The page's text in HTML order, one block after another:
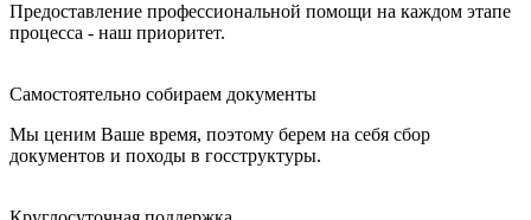
Предоставление профессиональной помощи на каждом этапе
процесса - наш приоритет.
Самостоятельно собираем документы
Мы ценим Ваше время, поэтому берем на себя сбор
документов и походы в госструктуры.